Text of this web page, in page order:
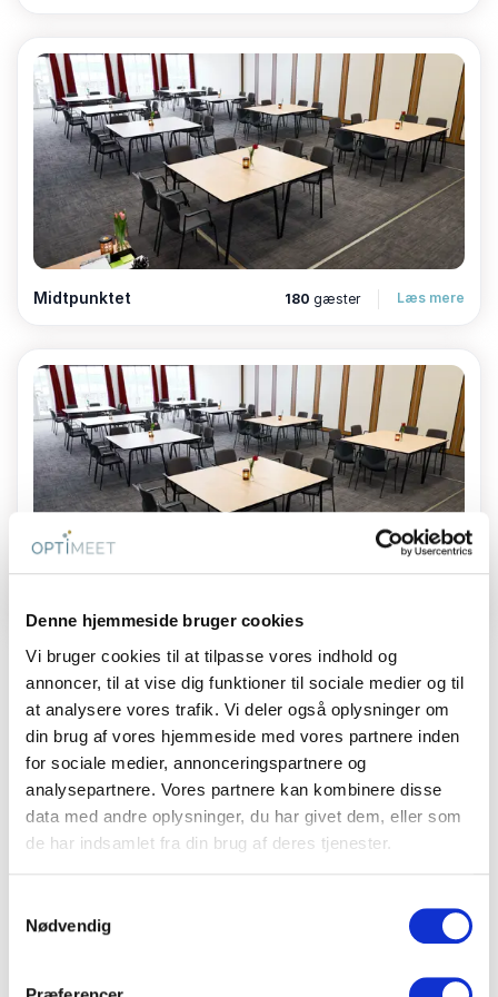
Denne hjemmeside bruger cookies
Vi bruger cookies til at tilpasse vores indhold og
annoncer, til at vise dig funktioner til sociale medier og til
at analysere vores trafik. Vi deler også oplysninger om
din brug af vores hjemmeside med vores partnere inden
for sociale medier, annonceringspartnere og
analysepartnere. Vores partnere kan kombinere disse
data med andre oplysninger, du har givet dem, eller som
de har indsamlet fra din brug af deres tjenester.
Nødvendig
Kort afstand til Aarhus
Gratis parkering ved hotellet
Rolige omgivelser uden for midtbyen
Mulighed for både dagsmøder og arrangementer
med overnatning
Derfor vælger virksomheder Montra
Hotel Sabro Kro
Virksomheder vælger Montra Hotel Sabro Kro, fordi
og service i én samlet løsning. Her får arrangøren
professionel sparring, fleksible muligheder og en
erfaren stab, der sikrer, at arrangementet fungerer
fra start til slut.
Montra Hotel Sabro Kro er derfor et stærkt valg for
møder, kurser og konferencer i Aarhus-området –
både når det skal være effektivt, tilgængeligt og
komfortabelt.
Midtpunktet 180 gæster Læs mere
Kapacitetsoverblik
Samlet
146 m2